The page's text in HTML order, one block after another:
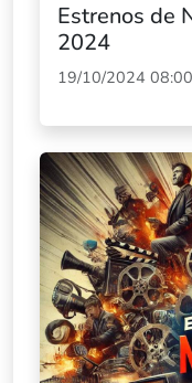
Estrenos de
2024
19/10/2024 08:00